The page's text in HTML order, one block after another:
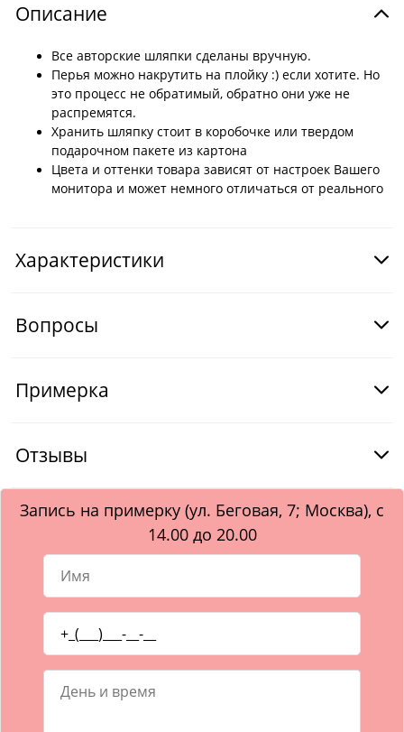
Описание
Все авторские шляпки сделаны вручную.
Перья можно накрутить на плойку :) если хотите. Но
это процесс не обратимый, обратно они уже не
распремятся.
Хранить шляпку стоит в коробочке или твердом
подарочном пакете из картона
Цвета и оттенки товара зависят от настроек Вашего
монитора и может немного отличаться от реального
Характеристики
Вопросы
Примерка
Отзывы
Запись на примерку (ул. Беговая, 7; Москва), с
14.00 до 20.00